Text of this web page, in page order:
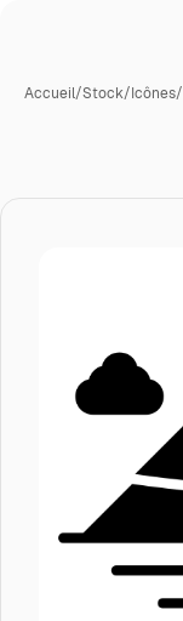
Accueil/Stock/Icônes/